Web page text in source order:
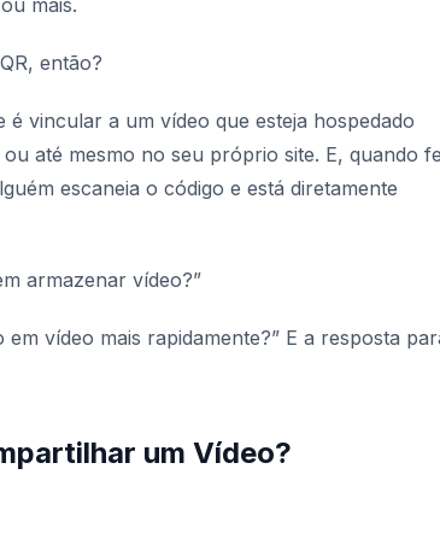
então?
vincular a um vídeo que esteja hospedado
até mesmo no seu próprio site. E, quando
escaneia o código e está diretamente
armazenar vídeo?”
vídeo mais rapidamente?” E a resposta
um Vídeo?